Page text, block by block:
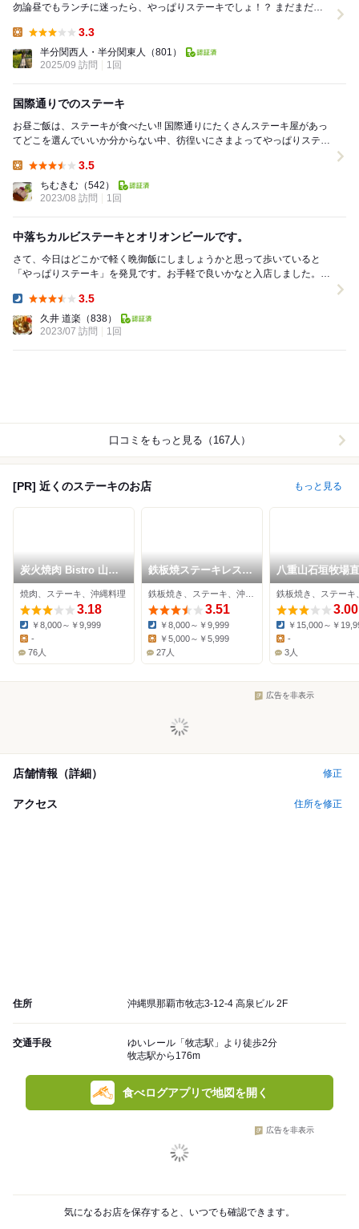
勿論昼でもランチに迷ったら、やっぱりステーキでしょ！？ まだまだ関
3.3
半分関西人・半分関東人
（801）
2025/09 訪問
1回
国際通りでのステーキ
お昼ご飯は、ステーキが食べたい‼️ 国際通りにたくさんステーキ屋があっ
てどこを選んでいいか分からない中、彷徨いにさまよってやっぱりステー
3.5
ちむきむ （542）
2023/08 訪問
1回
中落ちカルビステーキとオリオンビールです。
さて、今日はどこかで軽く晩御飯にしましょうかと思って歩いていると
「やっぱりステーキ」を発見です。お手軽で良いかなと入店しました。
3.5
久井 道楽 （838）
2023/07 訪問
1回
口コミをもっと見る（167人）
[PR] 近くのステーキのお店 もっと見る
炭火焼肉 Bistro 山城
牛
焼肉、ステーキ、沖縄料理
3.18
Dinner:
￥8,000～￥9,999
Lunch:
-
76人
鉄板焼ステーキレスト
ラン 碧 牧志店
3.51
Dinner:
￥8,000～￥9,999
Lunch:
￥5,000～￥5,999
27人
八重山石垣牧場
TEPPANSTEAK
うし
3.00
Dinner:
￥15,000～￥
Lunch:
-
3人
広告を非表示
店舗情報（詳細） 修正
アクセス 住所を修正
住所 沖縄県那覇市牧志3-12-4 高泉ビル 2F
交通手段
ゆいレール「牧志駅」より徒歩2分
牧志駅から176m
食べログアプリで地図を開く
広告を非表示
気になるお店を保存すると、いつでも確認できます。